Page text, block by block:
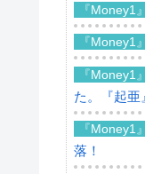
『Money1』
『Money1』
『Money1』
た。『起亜
『Money1』
落！